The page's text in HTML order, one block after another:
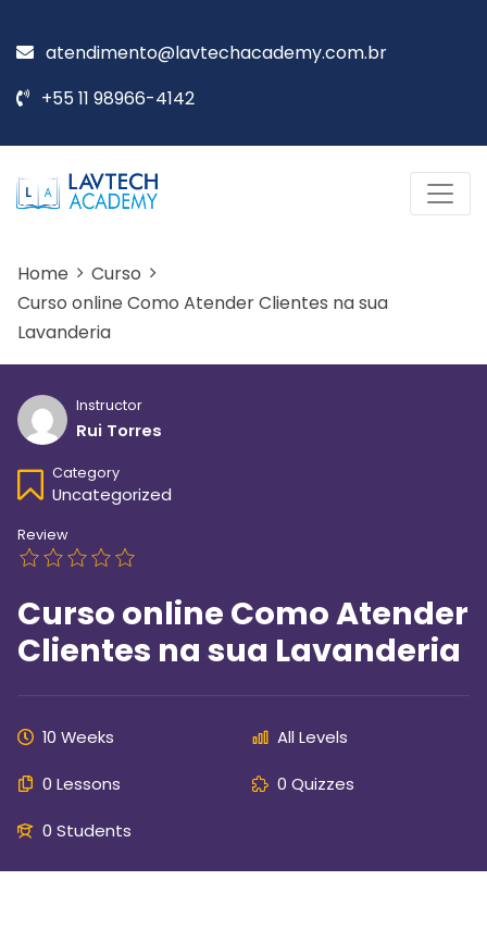
atendimento@lavtechacademy.com.br
+55 11 98966-4142
Home
Curso
Curso online Como Atender Clientes na sua
Lavanderia
Instructor
Rui Torres
Category
Uncategorized
Review
Curso online Como Atender
Clientes na sua Lavanderia
10 Weeks All Levels
0 Lessons 0 Quizzes
0 Students